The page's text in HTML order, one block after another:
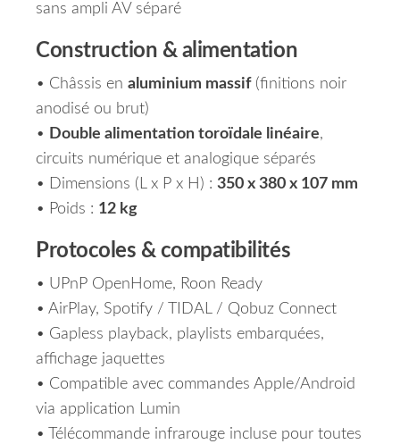
sans ampli AV séparé
Construction & alimentation
• Châssis en aluminium massif(finitions noir
anodisé ou brut)
•
Double alimentation toroïdale linéaire,
circuits numérique et analogique séparés
• Dimensions (L x P x H) : 350 x 380 x 107 mm
• Poids : 12 kg
Protocoles & compatibilités
• UPnP OpenHome, Roon Ready
• AirPlay, Spotify / TIDAL / Qobuz Connect
• Gapless playback, playlists embarquées,
affichage jaquettes
• Compatible avec commandes Apple/Android
via application Lumin
• Télécommande infrarouge incluse pour toutes